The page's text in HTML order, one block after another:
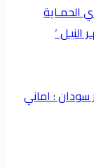
الحمـاية
النيـل ‘
سودان : اماني